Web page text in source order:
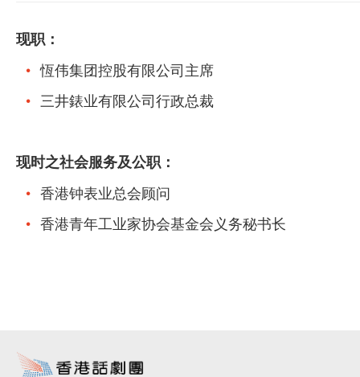
现职：
恆伟集团控股有限公司主席
三井錶业有限公司行政总裁
现时之社会服务及公职：
香港钟表业总会顾问
香港青年工业家协会基金会义务秘书长